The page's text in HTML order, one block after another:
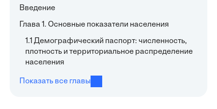
Введение
Глава 1. Основные показатели населения
1.1 Демографический паспорт: численность,
плотность и территориальное распределение
населения
Показать все главы